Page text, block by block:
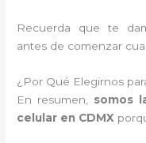
Recuerda que te
antes de comenzar
¿Por Qué Elegirnos
En resumen, somos
celular en CDMX